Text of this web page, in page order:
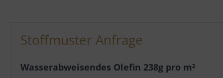
Stoffmuster Anfrage
Wasserabweisendes Olefin 238g pro m²